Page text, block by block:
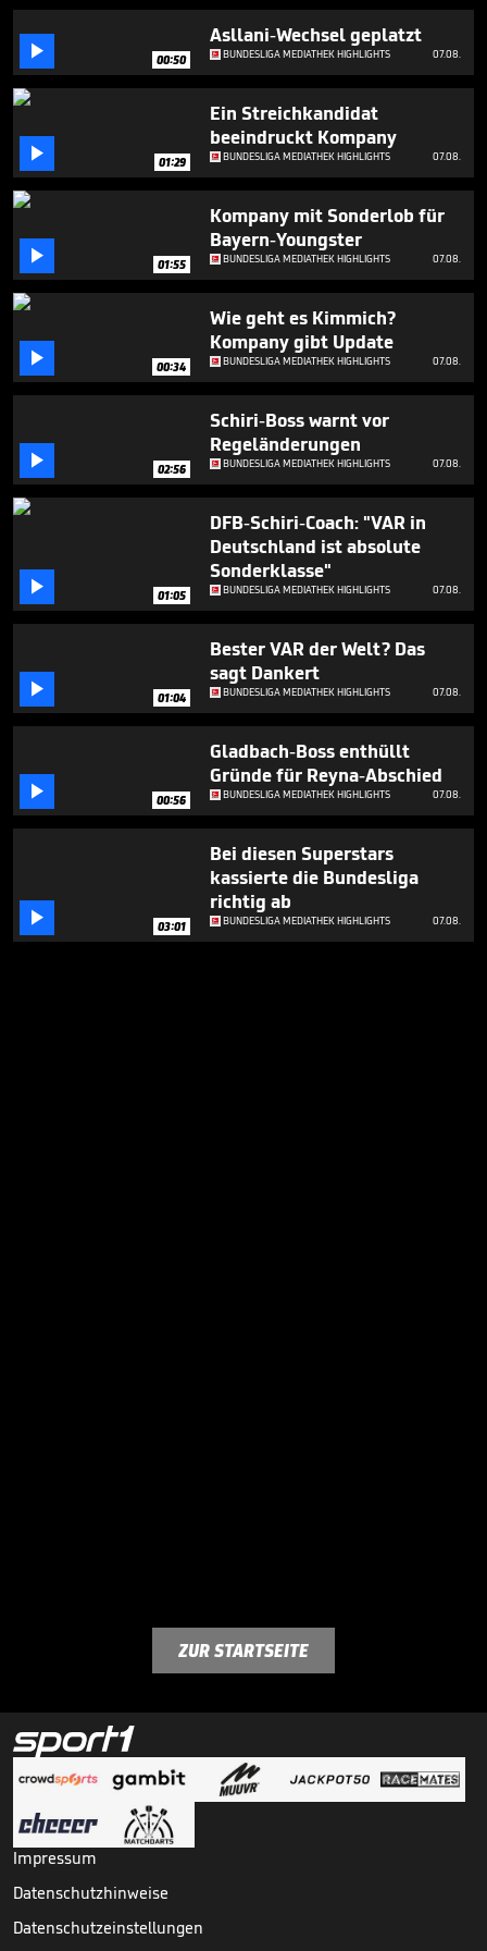
1
seconds
 00:50
Asllani-Wechsel geplatzt
BUNDESLIGA MEDIATHEK HIGHLIGHTS 07.08.
 01:29
Ein Streichkandidat
beeindruckt Kompany
BUNDESLIGA MEDIATHEK HIGHLIGHTS 07.08.
 01:55
Kompany mit Sonderlob für
Bayern-Youngster
BUNDESLIGA MEDIATHEK HIGHLIGHTS 07.08.
 00:34
Wie geht es Kimmich?
Kompany gibt Update
BUNDESLIGA MEDIATHEK HIGHLIGHTS 07.08.
 02:56
Schiri-Boss warnt vor
Regeländerungen
BUNDESLIGA MEDIATHEK HIGHLIGHTS 07.08.
 01:05
DFB-Schiri-Coach: "VAR in
Deutschland ist absolute
Sonderklasse"
BUNDESLIGA MEDIATHEK HIGHLIGHTS 07.08.
 01:04
Bester VAR der Welt? Das
sagt Dankert
BUNDESLIGA MEDIATHEK HIGHLIGHTS 07.08.
 00:56
Gladbach-Boss enthüllt
Gründe für Reyna-Abschied
BUNDESLIGA MEDIATHEK HIGHLIGHTS 07.08.
 03:01
Bei diesen Superstars
kassierte die Bundesliga
richtig ab
BUNDESLIGA MEDIATHEK HIGHLIGHTS 07.08.
ZUR STARTSEITE
Impressum
Datenschutzhinweise
Datenschutzeinstellungen